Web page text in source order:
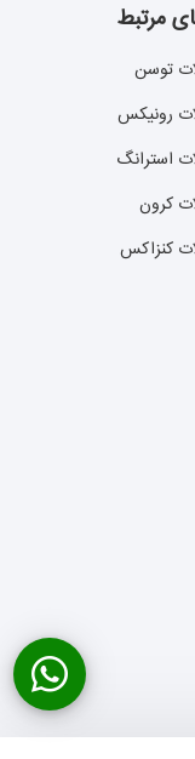
مرتبط
توسن
رونیکس
استرانگ
کرون
کنزاکس